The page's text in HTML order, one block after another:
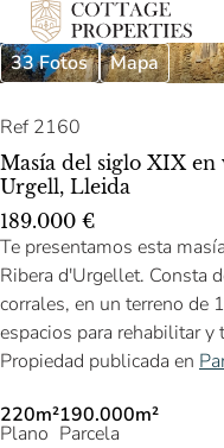
33 Fotos
Mapa
Ref 2160
Masía del siglo XIX
Urgell, Lleida
189.000 €
Te presentamos esta
Ribera d'Urgellet. Consta
corrales, en un terreno de
espacios para rehabilitar y
Propiedad publicada en
220m²
Plano
190.000m²
Parcela